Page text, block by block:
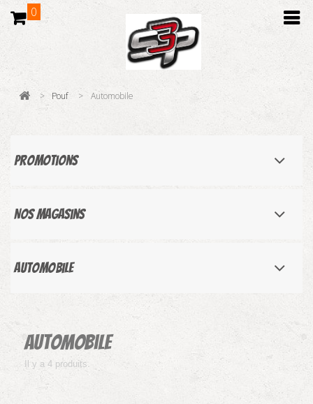
0
> Pouf > Automobile
Promotions
Nos magasins
Automobile
Automobile
Il y a 4 produits.